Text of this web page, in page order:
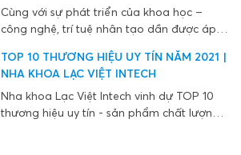
Cùng với sự phát triển của khoa học –
công nghệ, trí tuệ nhân tạo dần được áp
không ngoại lệ. Thời gian gần đây, công
nghệ niềng răng mắc cài X-Matrix của nha
khoa Lạc Việt Intech được biết đến là bước
đột phá của ngành chỉnh nha và đã được
TOP 10 THƯƠNG HIỆU UY TÍN NĂM 2021 |
NHA KHOA LẠC VIỆT INTECH
Nha khoa Lạc Việt Intech vinh dự TOP 10
thương hiệu uy tín - sản phẩm chất lượng -